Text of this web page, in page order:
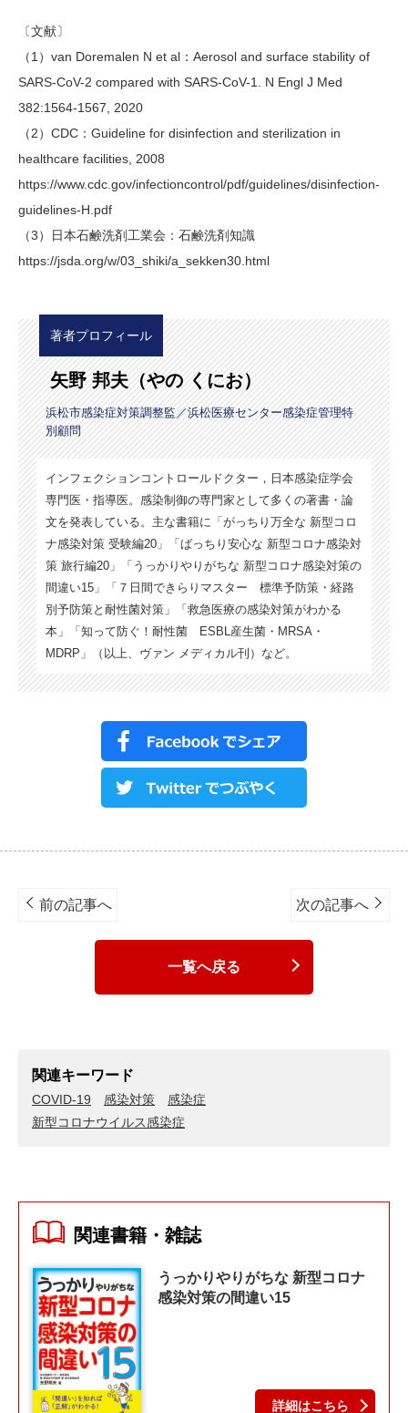
〔文献〕
（1）van Doremalen N et al：Aerosol and surface stability of
SARS-CoV-2 compared with SARS-CoV-1. N Engl J Med
382:1564-1567, 2020
（2）CDC：Guideline for disinfection and sterilization in
healthcare facilities, 2008
https://www.cdc.gov/infectioncontrol/pdf/guidelines/disinfection-
guidelines-H.pdf
（3）日本石鹸洗剤工業会：石鹸洗剤知識
https://jsda.org/w/03_shiki/a_sekken30.html
著者プロフィール
矢野 邦夫（やの くにお）
浜松市感染症対策調整監／浜松医療センター感染症管理特
別顧問
インフェクションコントロールドクター，日本感染症学会
専門医・指導医。感染制御の専門家として多くの著書・論
文を発表している。主な書籍に「がっちり万全な 新型コロ
ナ感染対策 受験編20」「ばっちり安心な 新型コロナ感染対
策 旅行編20」「うっかりやりがちな 新型コロナ感染対策の
間違い15」「７日間できらりマスター 標準予防策・経路
別予防策と耐性菌対策」「救急医療の感染対策がわかる
本」「知って防ぐ！耐性菌 ESBL産生菌・MRSA・
MDRP」（以上、ヴァン メディカル刊）など。
navigation
前の記事へ 次の記事へ
一覧へ戻る
関連キーワード
COVID-19 感染対策
感染症
新型コロナウイルス感染症
関連書籍・雑誌
うっかりやりがちな 新型コロナ
感染対策の間違い15
詳細はこちら